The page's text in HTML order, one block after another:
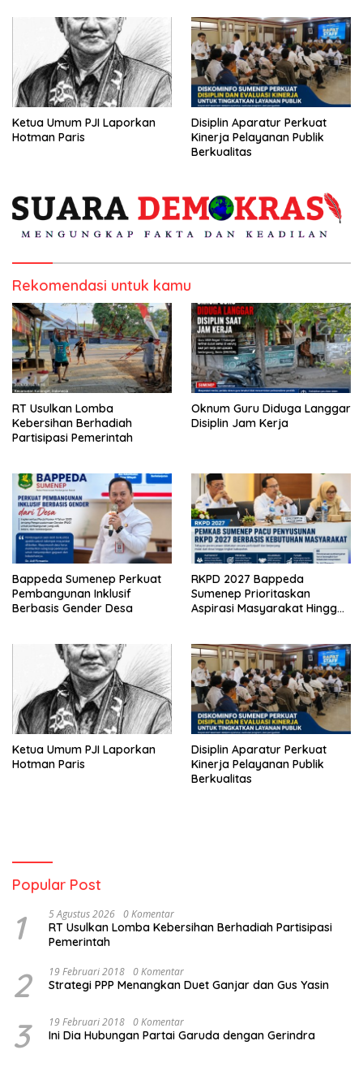
Ketua Umum PJI Laporkan
Hotman Paris
Disiplin Aparatur Perkuat
Kinerja Pelayanan Publik
Berkualitas
Rekomendasi untuk kamu
RT Usulkan Lomba
Kebersihan Berhadiah
Partisipasi Pemerintah
Oknum Guru Diduga Langgar
Disiplin Jam Kerja
Bappeda Sumenep Perkuat
Pembangunan Inklusif
Berbasis Gender Desa
RKPD 2027 Bappeda
Sumenep Prioritaskan
Aspirasi Masyarakat Hingga
Ketua Umum PJI Laporkan
Hotman Paris
Disiplin Aparatur Perkuat
Kinerja Pelayanan Publik
Berkualitas
Popular Post
1 5 Agustus 2026 0 Komentar
RT Usulkan Lomba Kebersihan Berhadiah Partisipasi
Pemerintah
2 19 Februari 2018 0 Komentar
Strategi PPP Menangkan Duet Ganjar dan Gus Yasin
3 19 Februari 2018 0 Komentar
Ini Dia Hubungan Partai Garuda dengan Gerindra